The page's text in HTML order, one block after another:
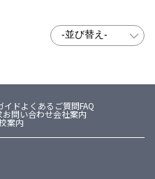
イドよくあるご質問FAQ
お問い合わせ会社案内
案内